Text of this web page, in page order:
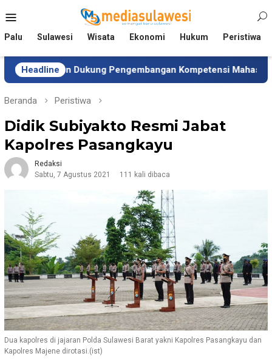
ke
Mobile
Palu Sulawesi Wisata Ekonomi Hukum Peristiwa
Headline
Dukung Pengembangan Kompetensi Mahasiswa
Beranda Peristiwa
Didik Subiyakto Resmi Jabat
Kapolres Pasangkayu
Redaksi
Sabtu, 7 Agustus 2021
111 kali dibaca
Dua kapolres di jajaran Polda Sulawesi Barat yakni Kapolres Pasangkayu dan
Kapolres Majene dirotasi.(ist)